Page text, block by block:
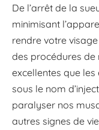
De l’arrêt de la
minimisant
rendre votre
des procédures de
excellentes que les
sous le nom
paralyser nos
autres signes de